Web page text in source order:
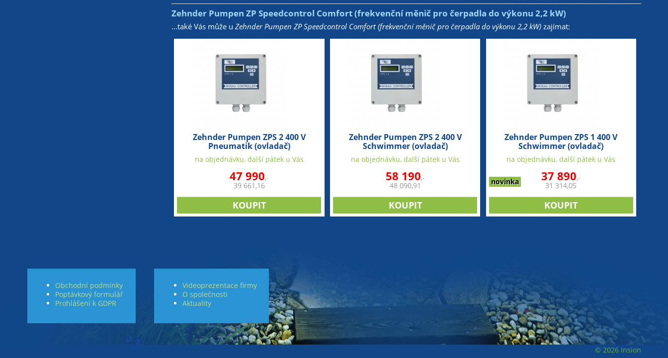
Zehnder Pumpen ZP Speedcontrol Comfort (frekvenční měnič pro čerpadla do výkonu 2,2 kW)
...také Vás může u Zehnder Pumpen ZP Speedcontrol Comfort (frekvenční měnič pro čerpadla do výkonu 2,2 kW)zajímat:
Zehnder Pumpen ZPS 2 400 V
Pneumatik (ovladač)
na objednávku, další pátek u Vás
47 990,-
39 661,16
Zehnder Pumpen ZPS 2 400 V
Schwimmer (ovladač)
na objednávku, další pátek u Vás
58 190,-
48 090,91
Zehnder Pumpen ZPS 1 400 V
Schwimmer (ovladač)
novinka
na objednávku, další pátek u Vás
37 890,-
31 314,05
Obchodní podmínky
Poptávkový formulář
Prohlášení k GDPR
Videoprezentace firmy
O společnosti
Aktuality
© 2026 Insion